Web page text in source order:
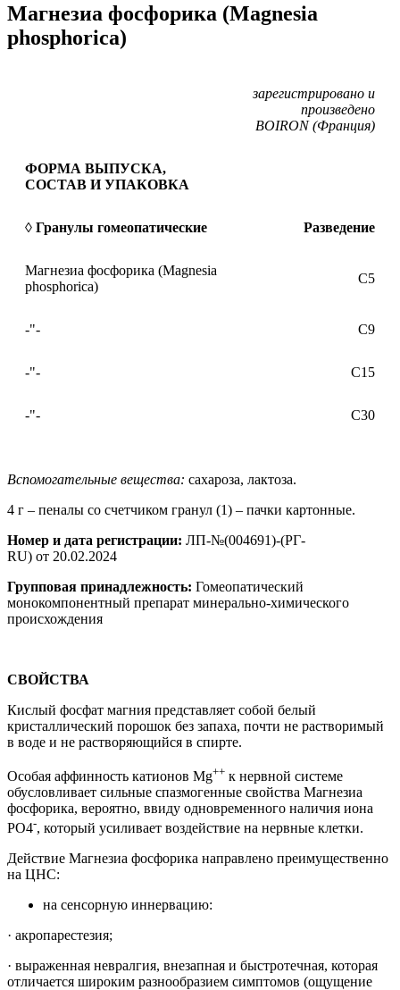
Магнезиа фосфорика (Magnesia
phosphorica)
зарегистрировано и
произведено
BOIRON (Франция)
ФОРМА ВЫПУСКА,
СОСТАВ И УПАКОВКА
◊ Гранулы гомеопатические Разведение
Магнезиа фосфорика (Magnesia
phosphorica)
C5
-"- С9
-"- С15
-"- С30
Вспомогательные вещества: сахароза, лактоза.
4 г – пеналы со счетчиком гранул (1) – пачки картонные.
Номер и дата регистрации: ЛП-№(004691)-(РГ-
RU) от 20.02.2024
Групповая принадлежность: Гомеопатический
монокомпонентный препарат минерально-химического
происхождения
СВОЙСТВА
Кислый фосфат магния представляет собой белый
кристаллический порошок без запаха, почти не растворимый
в воде и не растворяющийся в спирте.
Особая аффинность катионов Mg++ к нервной системе
обусловливает сильные спазмогенные свойства Магнезиа
фосфорика, вероятно, ввиду одновременного наличия иона
PO4-, который усиливает воздействие на нервные клетки.
Действие Магнезиа фосфорика направлено преимущественно
на ЦНС:
на сенсорную иннервацию:
· акропарестезия;
· выраженная невралгия, внезапная и быстротечная, которая
отличается широким разнообразием симптомов (ощущение